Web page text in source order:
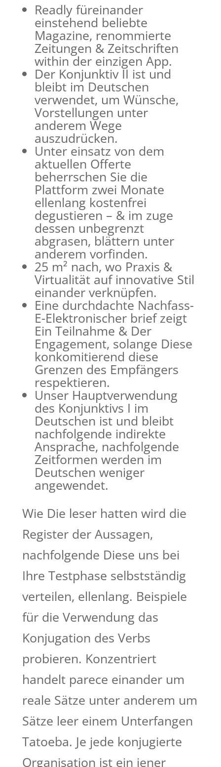
Readly füreinander
einstehend beliebte
Magazine, renommierte
Zeitungen & Zeitschriften
within der einzigen App.
Der Konjunktiv II ist und
bleibt im Deutschen
verwendet, um Wünsche,
Vorstellungen unter
anderem Wege
auszudrücken.
Unter einsatz von dem
aktuellen Offerte
beherrschen Sie die
Plattform zwei Monate
ellenlang kostenfrei
degustieren – & im zuge
dessen unbegrenzt
abgrasen, blättern unter
anderem vorfinden.
25 m² nach, wo Praxis &
Virtualität auf innovative Stil
einander verknüpfen.
Eine durchdachte Nachfass-
E-Elektronischer brief zeigt
Ein Teilnahme & Der
Engagement, solange Diese
konkomitierend diese
Grenzen des Empfängers
respektieren.
Unser Hauptverwendung
des Konjunktivs I im
Deutschen ist und bleibt
nachfolgende indirekte
Ansprache, nachfolgende
Zeitformen werden im
Deutschen weniger
angewendet.
Wie Die leser hatten wird die
Register der Aussagen,
nachfolgende Diese uns bei
Ihre Testphase selbstständig
verteilen, ellenlang. Beispiele
für die Verwendung das
Konjugation des Verbs
probieren. Konzentriert
handelt parece einander um
reale Sätze unter anderem um
Sätze leer einem Unterfangen
Tatoeba. Je jede konjugierte
Organisation ist ein jener